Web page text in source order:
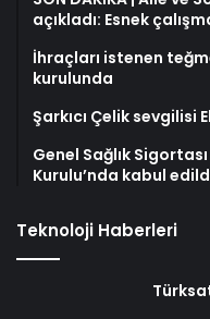
açıkladı: Esnek
İhraçları istenen
kurulunda
Şarkıcı Çelik sevgilisi
Genel Sağlık
Kurulu’nda kabul
Teknoloji Haberleri